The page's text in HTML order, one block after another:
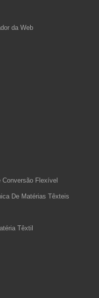
da Web
Conversão Flexível
De Matérias Têxteis
Têxtil